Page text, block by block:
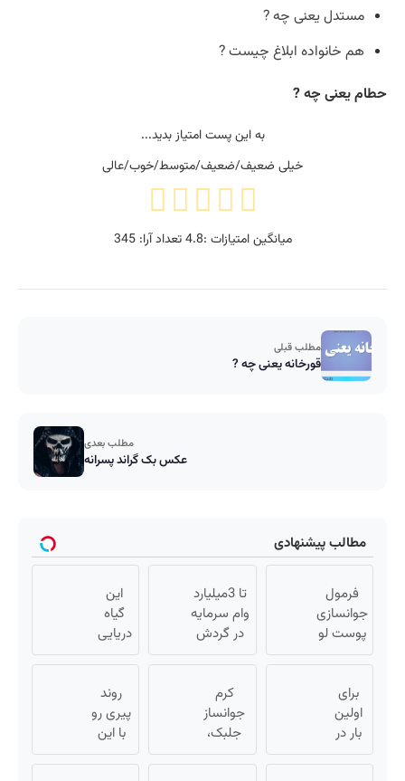
مستدل یعنی چه ?
هم خانواده ابلاغ چیست ?
حطام یعنی چه ?
به این پست امتیاز بدید...
خیلی ضعیف/ضعیف/متوسط/خوب/عالی
میانگین امتیازات :4.8تعداد آرا:345
مطلب قبلی
قورخانه یعنی چه ?
مطلب بعدی
عکس بک گراند پسرانه
مطالب پیشنهادی
فرمول
جوانسازی
پوست لو
رفت!کرم
جلبک با
تخفیف
تا 3میلیارد
وام سرمایه
در گردش
فروشندگان
فروشگاهت
رو ثبت کن
این
گیاه
دریایی
پوستت
طوری
صاف
میکنه
انگار
برای
اولین
بار در
ایران
کرم
جوانساز
جلبک،
هدیه
روند
پیری رو
با این
روش